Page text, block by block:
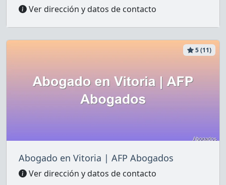
Ver dirección y datos de contacto
5 (11)
Abogado en Vitoria | AFP Abogados
Ver dirección y datos de contacto